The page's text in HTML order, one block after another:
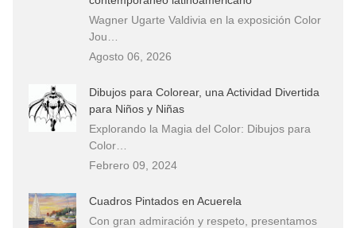
Wagner Ugarte Valdivia en la exposición Color
Jou…
Agosto 06, 2026
Dibujos para Colorear, una Actividad Divertida
para Niños y Niñas
Explorando la Magia del Color: Dibujos para
Color…
Febrero 09, 2024
Cuadros Pintados en Acuerela
Con gran admiración y respeto, presentamos